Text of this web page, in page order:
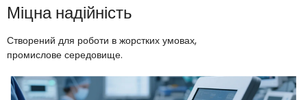
Міцна надійність
Створений для роботи в жорстких умовах,
промислове середовище.